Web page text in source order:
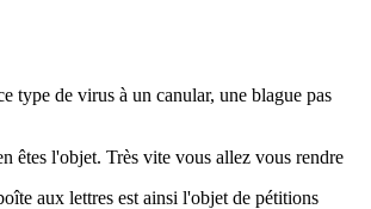
type de virus à un canular, une blague pas
êtes l'objet. Très vite vous allez vous rendre
aux lettres est ainsi l'objet de pétitions